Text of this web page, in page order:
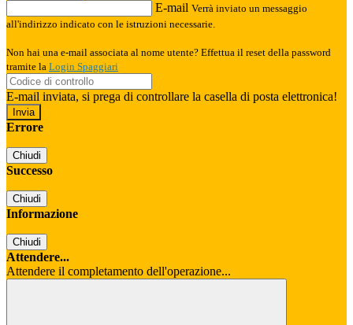
E-mail Verrà inviato un messaggio
all'indirizzo indicato con le istruzioni necessarie.
Non hai una e-mail associata al nome utente? Effettua il reset della password
tramite la Login Spaggiari
E-mail inviata, si prega di controllare la casella di posta elettronica!
Errore
Chiudi
Successo
Chiudi
Informazione
Chiudi
Attendere...
Attendere il completamento dell'operazione...